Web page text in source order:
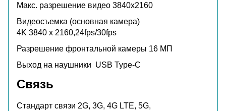
Макс. разрешение видео 3840x2160
Видеосъемка (основная камера)
4K 3840 x 2160,24fps/30fps
Разрешение фронтальной камеры 16 МП
Выход на наушники USB Type-C
Связь
Стандарт связи 2G, 3G, 4G LTE, 5G,